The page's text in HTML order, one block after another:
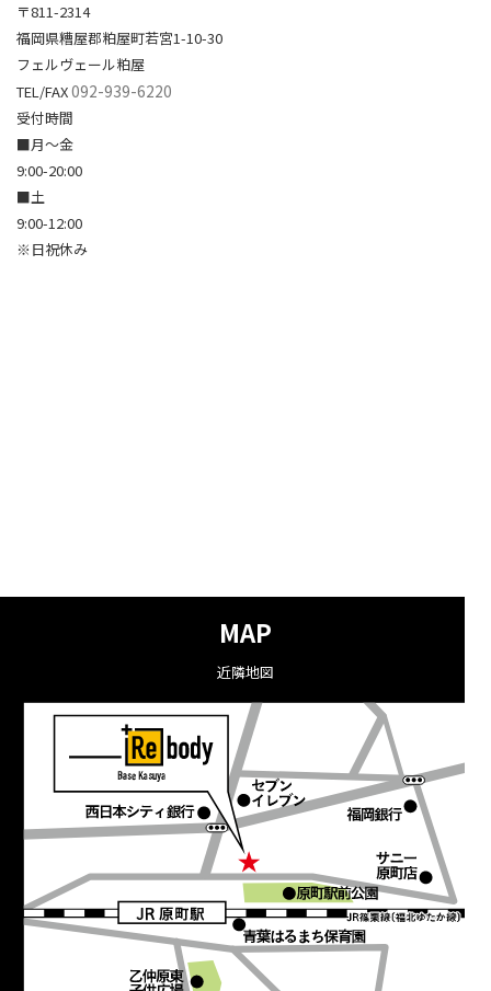
〒811-2314
福岡県糟屋郡粕屋町若宮1-10-30
フェルヴェール粕屋
TEL/FAX092-939-6220
受付時間
■月～金
9:00-20:00
■土
9:00-12:00
※日祝休み
MAP
近隣地図